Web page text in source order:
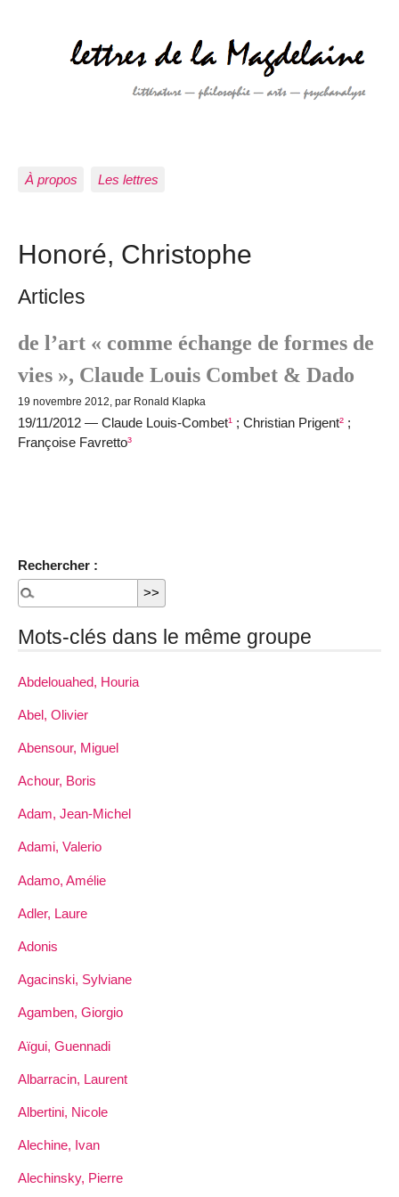
À propos Les lettres
Honoré, Christophe
Articles
de l’art « comme échange de formes de
vies », Claude Louis Combet & Dado
19 novembre 2012, par Ronald Klapka
19/11/2012 — Claude Louis-Combet¹ ; Christian Prigent² ;
Françoise Favretto³
Rechercher :
Mots-clés dans le même groupe
Abdelouahed, Houria
Abel, Olivier
Abensour, Miguel
Achour, Boris
Adam, Jean-Michel
Adami, Valerio
Adamo, Amélie
Adler, Laure
Adonis
Agacinski, Sylviane
Agamben, Giorgio
Aïgui, Guennadi
Albarracin, Laurent
Albertini, Nicole
Alechine, Ivan
Alechinsky, Pierre